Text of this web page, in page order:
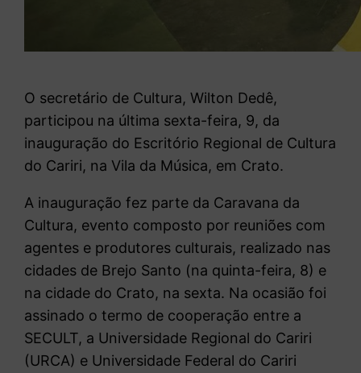
O secretário de Cultura, Wilton Dedê,
participou na última sexta-feira, 9, da
inauguração do Escritório Regional de Cultura
do Cariri, na Vila da Música, em Crato.
A inauguração fez parte da Caravana da
Cultura, evento composto por reuniões com
agentes e produtores culturais, realizado nas
cidades de Brejo Santo (na quinta-feira, 8) e
na cidade do Crato, na sexta. Na ocasião foi
assinado o termo de cooperação entre a
SECULT, a Universidade Regional do Cariri
(URCA) e Universidade Federal do Cariri